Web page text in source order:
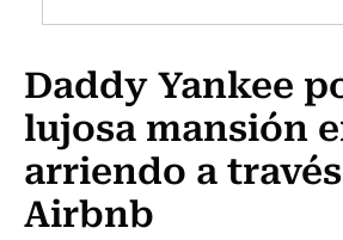
Programas Radio y TV Usach
Daddy Yankee
lujosa mansión
arriendo a
Airbnb